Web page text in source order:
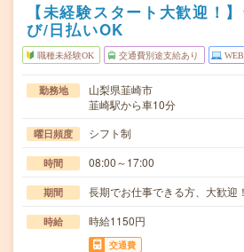
【未経験スタート大歓迎！
び/日払いOK
職種未経験OK 交通費別途支給あり
勤務地
山梨県韮崎市
韮崎駅から車10分
曜日頻度 シフト制
時間 08:00～17:00
期間 長期でお仕事できる方、大歓迎！
時給 時給1150円
交通費